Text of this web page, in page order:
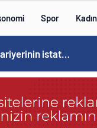
Spor Kadın
Cristiano Ronaldo’nun akıllara zarar tüm kariyerinin istatistiğini çıkardık !